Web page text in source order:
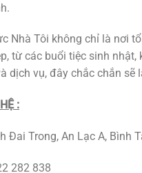
Nhà Tôi không chỉ là nơi
từ các buổi tiệc sinh
dịch vụ, đây chắc chắn
:
Đai Trong, An Lạc A, Bình
282 838